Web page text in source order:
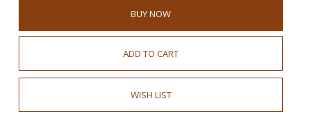
BUY NOW
ADD TO CART
WISH LIST